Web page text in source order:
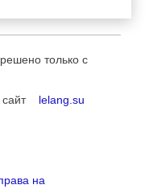
только с
lelang.su
на